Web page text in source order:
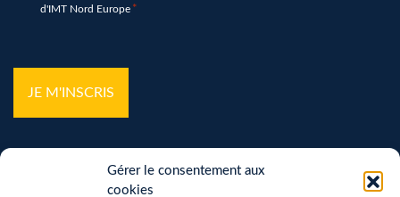
Gérer le consentement aux
cookies
d'IMT Nord Europe *